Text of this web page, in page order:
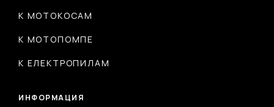
К МОТОКОСАМ
К МОТОПОМПЕ
К ЕЛЕКТРОПИЛАМ
ИНФОРМАЦИЯ